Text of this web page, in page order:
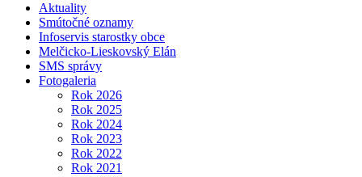
Aktuality
Smútočné oznamy
Infoservis starostky obce
Melčicko-Lieskovský Elán
SMS správy
Fotogaleria
Rok 2026
Rok 2025
Rok 2024
Rok 2023
Rok 2022
Rok 2021